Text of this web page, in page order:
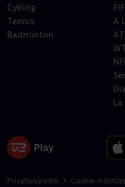
Cykling
Tennis
Badminton
A
Privatlivspolitik Cookie-